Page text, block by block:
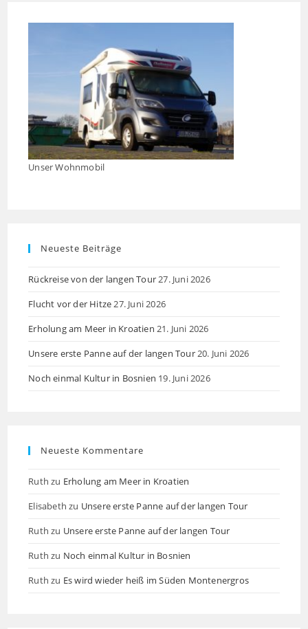
Unser Wohnmobil
Neueste Beiträge
Rückreise von der langen Tour27. Juni 2026
Flucht vor der Hitze27. Juni 2026
Erholung am Meer in Kroatien 21. Juni 2026
Unsere erste Panne auf der langen Tour20. Juni 2026
Noch einmal Kultur in Bosnien 19. Juni 2026
Neueste Kommentare
Ruth zu Erholung am Meer in Kroatien
Elisabeth zu Unsere erste Panne auf der langen Tour
Ruth zu Unsere erste Panne auf der langen Tour
Ruth zu Noch einmal Kultur in Bosnien
Ruth zu Es wird wieder heiß im Süden Montenergros